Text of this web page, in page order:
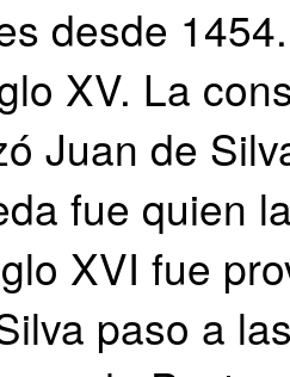
desde
XV. La
Juan de
fue quien
XVI fue
paso a